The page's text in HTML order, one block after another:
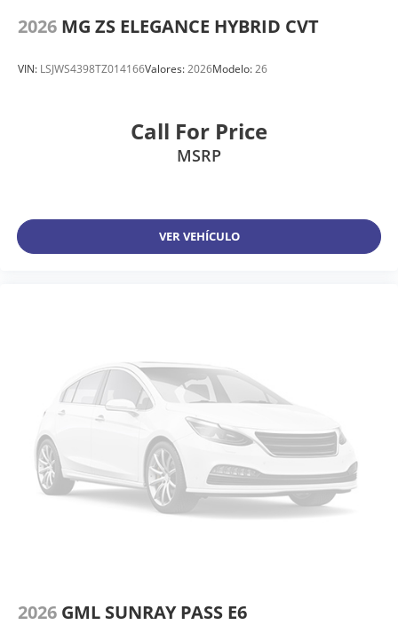
2026 MG ZS ELEGANCE HYBRID CVT
VIN: LSJWS4398TZ014166Valores:2026Modelo:26
Call For Price
MSRP
VER VEHÍCULO
2026 GML SUNRAY PASS E6